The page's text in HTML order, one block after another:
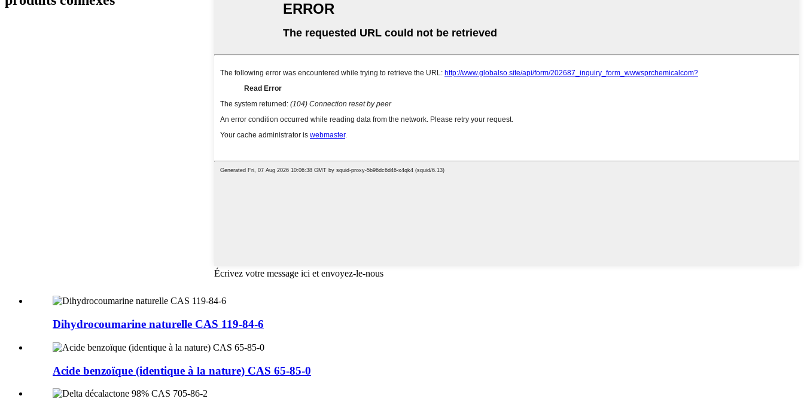
Écrivez votre message ici et envoyez-le-nous
Dihydrocoumarine naturelle CAS 119-84-6
Acide benzoïque (identique à la nature) CAS 65-85-0